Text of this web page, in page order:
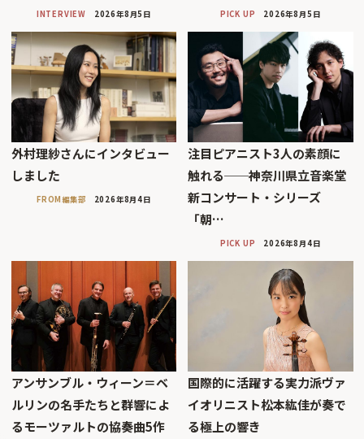
INTERVIEW 2026年8月5日 PICK UP 2026年8月5日
外村理紗さんにインタビュー
しました
FROM編集部 2026年8月4日
注目ピアニスト3人の素顔に
触れる──神奈川県立音楽堂
新コンサート・シリーズ
「朝…
PICK UP 2026年8月4日
アンサンブル・ウィーン＝ベ
ルリンの名手たちと群響によ
るモーツァルトの協奏曲5作
国際的に活躍する実力派ヴァ
イオリニスト松本紘佳が奏で
る極上の響き